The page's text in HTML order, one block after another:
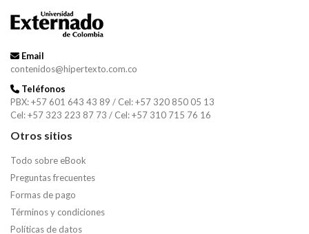
Email
contenidos@hipertexto.com.co
Teléfonos
PBX: +57 601 643 43 89 / Cel: +57 320 850 05 13
Cel: +57 323 223 87 73 / Cel: +57 310 715 76 16
Otros sitios
Todo sobre eBook
Preguntas frecuentes
Formas de pago
Términos y condiciones
Políticas de datos